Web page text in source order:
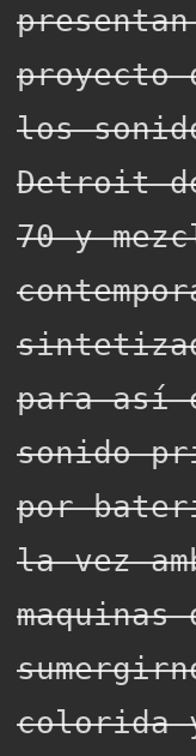
presentan
proyecto
los
Detroit
70 y
para así
sonido
por
la vez
colorida